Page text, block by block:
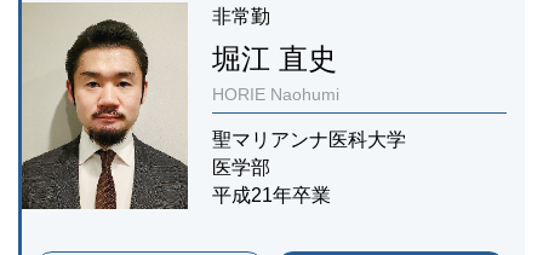
非常勤
堀江 直史
HORIE Naohumi
聖マリアンナ医科大学
医学部
平成21年卒業